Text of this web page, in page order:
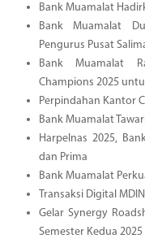
Bank Muamalat
Bank Muamalat
Pengurus Pusat
Bank Muamalat
Champions 2025
Perpindahan Kantor
Bank Muamalat
Harpelnas 2025,
dan Prima
Bank Muamalat
Transaksi Digital
Gelar Synergy
Semester Kedua 2025